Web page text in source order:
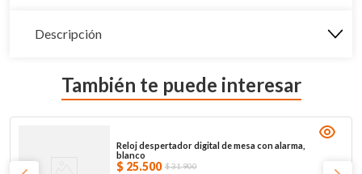
Descripción
También te puede interesar
Reloj despertador digital de mesa con alarma,
blanco
$ 25.500 $31.900